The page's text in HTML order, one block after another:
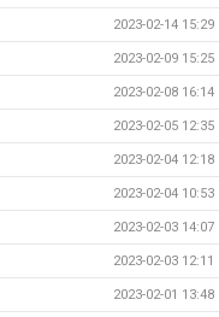
2023-02-14 15:29
2023-02-09 15:25
2023-02-08 16:14
2023-02-05 12:35
2023-02-04 12:18
2023-02-04 10:53
2023-02-03 14:07
2023-02-03 12:11
2023-02-01 13:48